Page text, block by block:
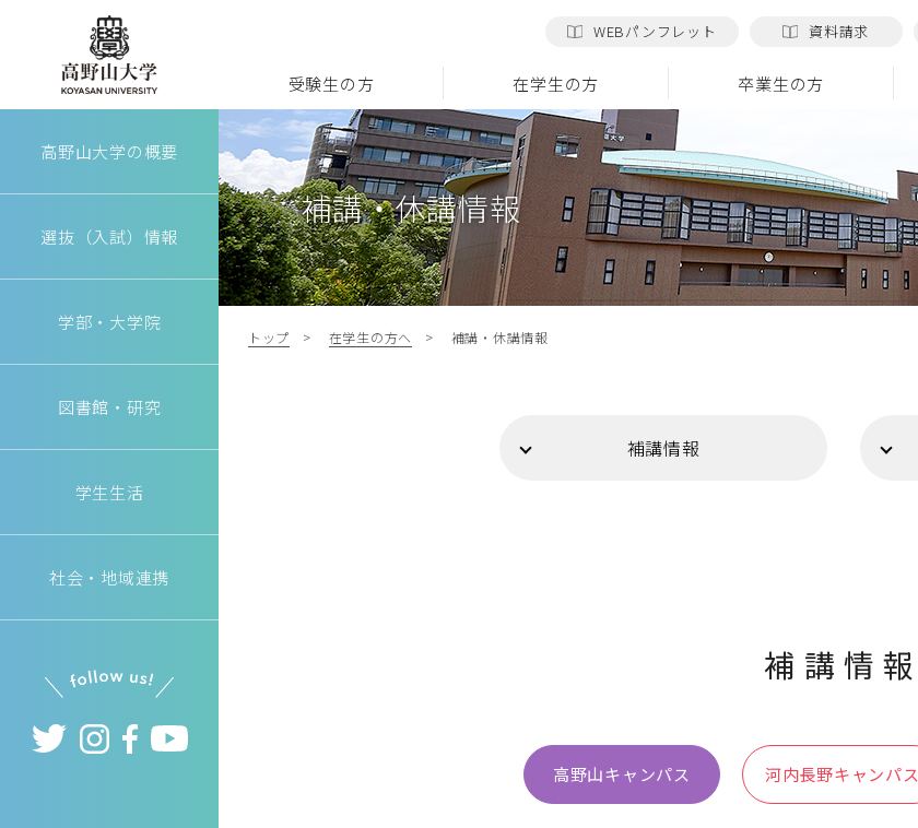
高野山大学
高野山大学の概要
選抜（入試）情報
学部・大学院
図書館・研究
学生生活
社会・地域連携
WEBパンフレット 資料請求
受験生の方 在学生の方 卒業生の方
補講・休講情報
トップ 在学生の方へ 補講・休講情報
補講情報
補講情報
高野山キャンパス 河内長野キャンパス